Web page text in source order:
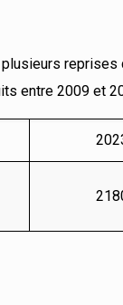
reprises
entre 2009 et